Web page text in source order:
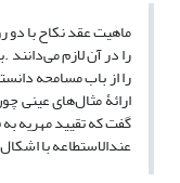
ماهیت عقد نکاح با
را در آن لازم
را از باب مسامحه
ارائۀ مثال‌های عینی
گفت که تقیید مهریه
عندالاستطاعه با